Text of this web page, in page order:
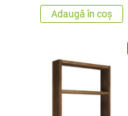
Adaugă în coș